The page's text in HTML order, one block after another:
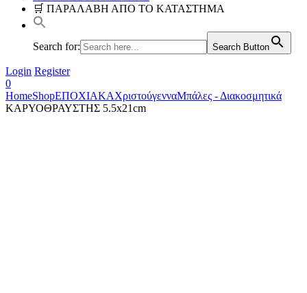
🛒 ΠΑΡΑΛΑΒΗ ΑΠΟ ΤΟ ΚΑΤΑΣΤΗΜΑ
Search for: Search Button
Login Register
0
HomeShopΕΠΟΧΙΑΚΑΧριστούγενναΜπάλες - Διακοσμητικά
ΚΑΡΥΟΘΡΑΥΣΤΗΣ 5.5x21cm